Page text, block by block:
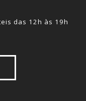
das 12h às 19h